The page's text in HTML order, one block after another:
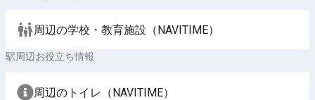
周辺の学校・教育施設（NAVITIME）
駅周辺お役立ち情報
周辺のトイレ（NAVITIME）